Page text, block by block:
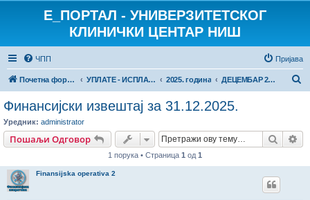
E_ПОРТАЛ - УНИВЕРЗИТЕТСКОГ
КЛИНИЧКИ ЦЕНТАР НИШ
ЧПП Пријава
Почетна форума УПЛАТЕ - ИСПЛАТЕ 2025. година ДЕЦЕМБАР 2025.
р
Финансијски извештај за 31.12.2025.
Уредник: administrator
Пошаљи Одговор
1 порука • Страница 1 од 1
Finansijska operativa 2